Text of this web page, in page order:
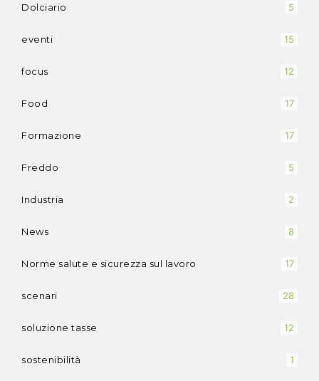
Dolciario 5
eventi 15
focus 12
Food 17
Formazione 17
Freddo 5
Industria 2
News 8
Norme salute e sicurezza sul lavoro 17
scenari 28
soluzione tasse 12
sostenibilità 1